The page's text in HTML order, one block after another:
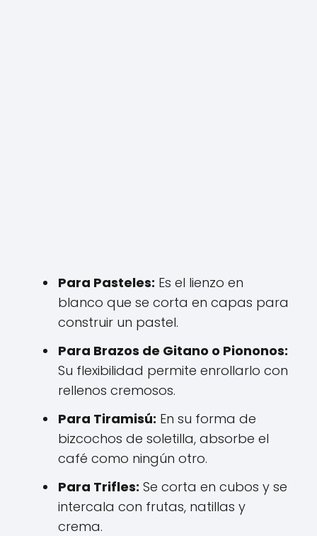
Para Pasteles: Es el lienzo en
blanco que se corta en capas para
construir un pastel.
Para Brazos de Gitano o Piononos:
Su flexibilidad permite enrollarlo con
rellenos cremosos.
Para Tiramisú: En su forma de
bizcochos de soletilla, absorbe el
café como ningún otro.
Para Trifles: Se corta en cubos y se
intercala con frutas, natillas y
crema.